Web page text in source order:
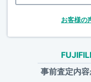
お客様の
事前査定内容